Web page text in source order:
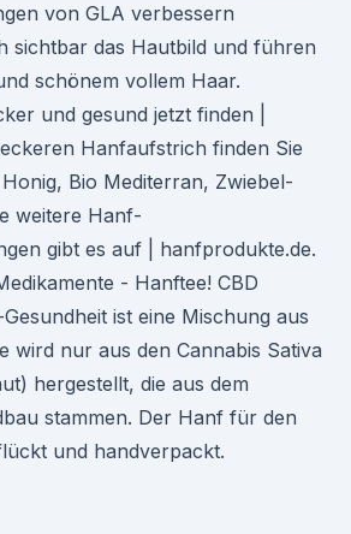
von GLA verbessern
sichtbar das Hautbild und führen
schönem vollem Haar.
und gesund jetzt finden |
Hanfaufstrich finden Sie
Bio Mediterran, Zwiebel-
weitere Hanf-
gibt es auf | hanfprodukte.de.
- Hanftee! CBD
ist eine Mischung aus
wird nur aus den Cannabis Sativa
hergestellt, die aus dem
stammen. Der Hanf für den
und handverpackt.